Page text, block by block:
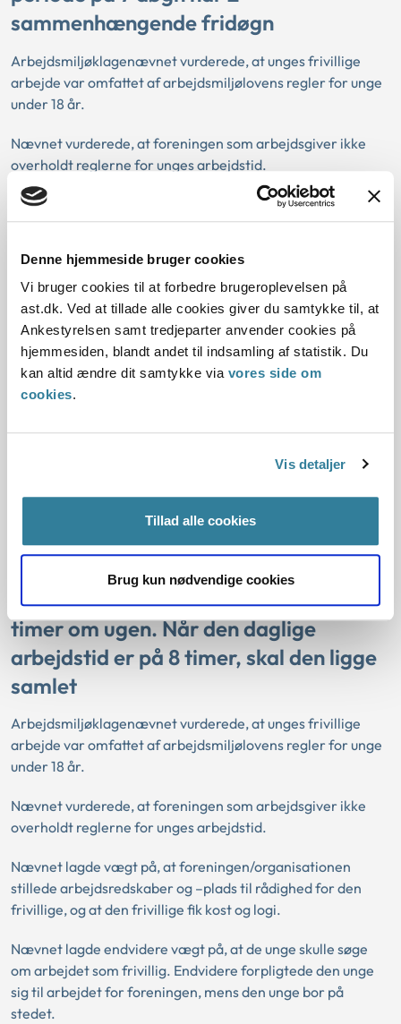
Denne hjemmeside bruger cookies
Vi bruger cookies til at forbedre brugeroplevelsen på
ast.dk. Ved at tillade alle cookies giver du samtykke til, at
Ankestyrelsen samt tredjeparter anvender cookies på
hjemmesiden, blandt andet til indsamling af statistik. Du
kan altid ændre dit samtykke via vores side om
cookies.
Vis detaljer
Tillad alle cookies
Brug kun nødvendige cookies
sammenhængende fridøgn
Arbejdsmiljøklagenævnet vurderede, at unges frivillige
arbejde var omfattet af arbejdsmiljølovens regler for unge
under 18 år.
Nævnet vurderede, at foreningen som arbejdsgiver ikke
overholdt reglerne for unges arbejdstid.
Nævnet lagde vægt på, at foreningen/organisationen
stillede arbejdsredskaber og –plads til rådighed for den
endvidere vægt på, at de unge skulle søge om arbejdet som
frivillig. Endvidere forpligtede den unge sig til arbejdet for
foreningen, mens den unge bor på stedet.
Afgørelsen blev truffet af et enigt nævn.
Afgørelsen kan læses i sin helhed her
påbud om at sikre, at arbejdstiden for
unge, som er fyldt 15 år, og som ikke er
omfattet af undervisningspligten, ikke
overstiger 8 timer om dagen og 40
timer om ugen. Når den daglige
arbejdstid er på 8 timer, skal den ligge
samlet
Arbejdsmiljøklagenævnet vurderede, at unges frivillige
arbejde var omfattet af arbejdsmiljølovens regler for unge
under 18 år.
Nævnet vurderede, at foreningen som arbejdsgiver ikke
overholdt reglerne for unges arbejdstid.
Nævnet lagde vægt på, at foreningen/organisationen
stillede arbejdsredskaber og –plads til rådighed for den
frivillige, og at den frivillige fik kost og logi.
Nævnet lagde endvidere vægt på, at de unge skulle søge
om arbejdet som frivillig. Endvidere forpligtede den unge
sig til arbejdet for foreningen, mens den unge bor på
stedet.